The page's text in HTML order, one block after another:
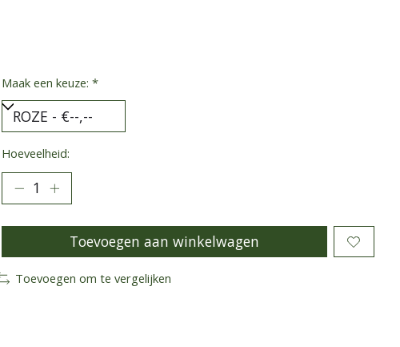
Maak een keuze: *
Hoeveelheid:
Toevoegen aan winkelwagen
Toevoegen om te vergelijken